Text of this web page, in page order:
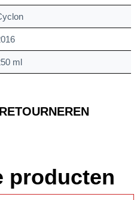
ml
producten